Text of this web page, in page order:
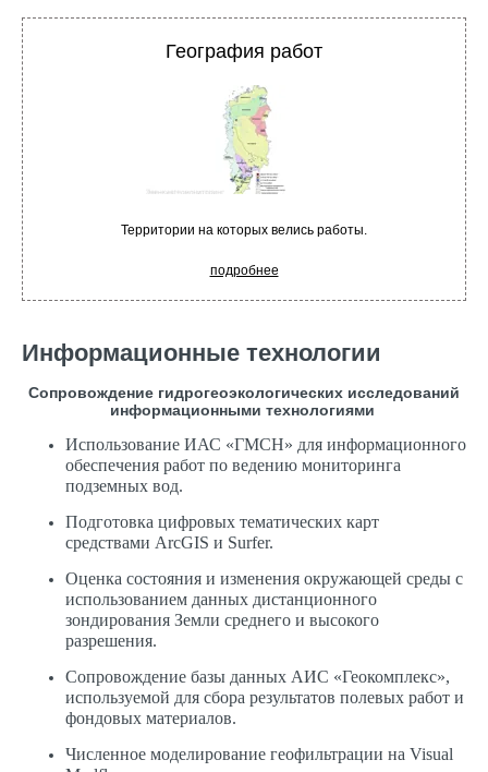
География работ
Территории на которых велись работы.
подробнее
Информационные технологии
Сопровождение гидрогеоэкологических исследований
информационными технологиями
Использование ИАС «ГМСН» для информационного
обеспечения работ по ведению мониторинга
подземных вод.
Подготовка цифровых тематических карт
средствами ArcGIS и Surfer.
Оценка состояния и изменения окружающей среды с
использованием данных дистанционного
зондирования Земли среднего и высокого
разрешения.
Сопровождение базы данных АИС «Геокомплекс»,
используемой для сбора результатов полевых работ и
фондовых материалов.
Численное моделирование геофильтрации на Visual